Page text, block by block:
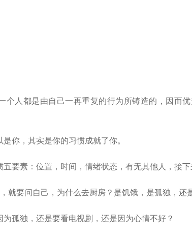
个人都是由自己一再重复的行为所铸造的，因而
你，其实是你的习惯成就了你。
要素：位置，时间，情绪状态，有无其他人，接下
就要问自己，为什么去厨房？是饥饿，是孤独，还
孤独，还是要看电视剧，还是因为心情不好？